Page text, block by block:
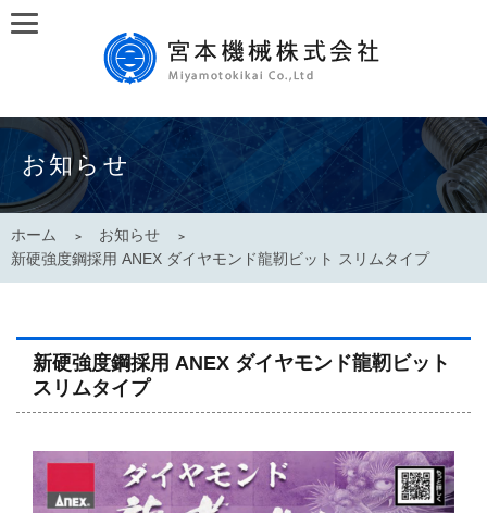
お知らせ
ホーム
お知らせ
新硬強度鋼採用 ANEX ダイヤモンド龍靭ビット スリムタイプ
新硬強度鋼採用 ANEX ダイヤモンド龍靭ビット
スリムタイプ